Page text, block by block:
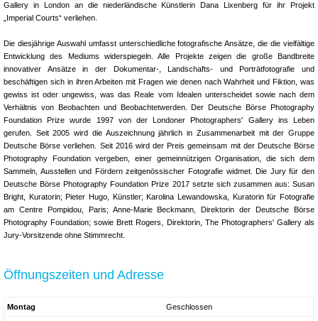
Gallery in London an die niederländische Künstlerin Dana Lixenberg für ihr Projekt
„Imperial Courts“ verliehen.
Die diesjährige Auswahl umfasst unterschiedliche fotografische Ansätze, die die vielfältige
Entwicklung des Mediums widerspiegeln. Alle Projekte zeigen die große Bandbreite
innovativer Ansätze in der Dokumentar-, Landschafts- und Porträtfotografie und
beschäftigen sich in ihren Arbeiten mit Fragen wie denen nach Wahrheit und Fiktion, was
gewiss ist oder ungewiss, was das Reale vom Idealen unterscheidet sowie nach dem
Verhältnis von Beobachten und Beobachtetwerden. Der Deutsche Börse Photography
Foundation Prize wurde 1997 von der Londoner Photographers' Gallery ins Leben
gerufen. Seit 2005 wird die Auszeichnung jährlich in Zusammenarbeit mit der Gruppe
Deutsche Börse verliehen. Seit 2016 wird der Preis gemeinsam mit der Deutsche Börse
Photography Foundation vergeben, einer gemeinnützigen Organisation, die sich dem
Sammeln, Ausstellen und Fördern zeitgenössischer Fotografie widmet. Die Jury für den
Deutsche Börse Photography Foundation Prize 2017 setzte sich zusammen aus: Susan
Bright, Kuratorin; Pieter Hugo, Künstler; Karolina Lewandowska, Kuratorin für Fotografie
am Centre Pompidou, Paris; Anne-Marie Beckmann, Direktorin der Deutsche Börse
Photography Foundation; sowie Brett Rogers, Direktorin, The Photographers' Gallery als
Jury-Vorsitzende ohne Stimmrecht.
Öffnungszeiten und Adresse
Montag Geschlossen